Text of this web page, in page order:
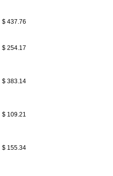
$ 437.76
$ 254.17
$ 383.14
$ 109.21
$ 155.34